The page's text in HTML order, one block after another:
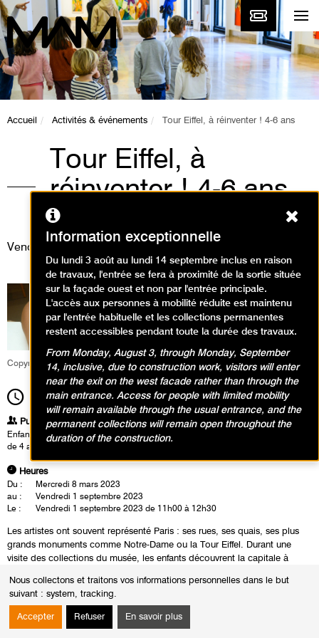
Nous collectons et traitons vos informations personnelles dans le but
suivant : system, tracking.
Accepter Refuser En savoir plus
Accueil Activités & événements Tour Eiffel, à réinventer ! 4-6 ans
Tour Eiffel, à
réinventer ! 4-6 ans
Animations / Visite animation
Vendredi 1 septembre 2023
Copyright Service Culturel
11h00Durée1h30
Publics
Enfants / Ados
de 4 ans à 6 ans
Heures
Du :
Mercredi 8 mars 2023
au :
Vendredi 1 septembre 2023
Le :
Vendredi 1 septembre 2023 de 11h00 à 12h30
Les artistes ont souvent représenté Paris : ses rues, ses quais, ses plus
grands monuments comme Notre-Dame ou la Tour Eiffel. Durant une
visite des collections du musée, les enfants découvrent la capitale à
Yves Saint Laurent. Inspirés par ces découvertes et ces œuvres
emblématiques, ils fabriquent en atelier une carte postale personnelle de
la Ville lumière.
Information exceptionnelle
Du lundi 3 août au lundi 14 septembre inclus en raison
de travaux, l'entrée se fera à proximité de la sortie située
sur la façade ouest et non par l'entrée principale.
L'accès aux personnes à mobilité réduite est maintenu
par l'entrée habituelle et les collections permanentes
restent accessibles pendant toute la durée des travaux.
From Monday, August 3, through Monday, September
14, inclusive, due to construction work, visitors will enter
near the exit on the west facade rather than through the
main entrance. Access for people with limited mobility
will remain available through the usual entrance, and the
permanent collections will remain open throughout the
duration of the construction.